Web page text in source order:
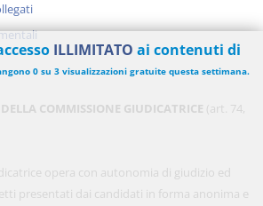
COMMISSIONE GIUDICATRICE (art. 74,
opera con autonomia di giudizio ed
presentati dai candidati in forma anonima e
ILLIMITATO ai contenuti di
0 su 3 visualizzazioni gratuite questa settimana.
Acquista ora